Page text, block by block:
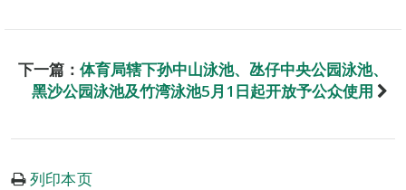
下一篇： 体育局辖下孙中山泳池、氹仔中央公园泳池、
黑沙公园泳池及竹湾泳池5月1日起开放予公众使用
列印本页